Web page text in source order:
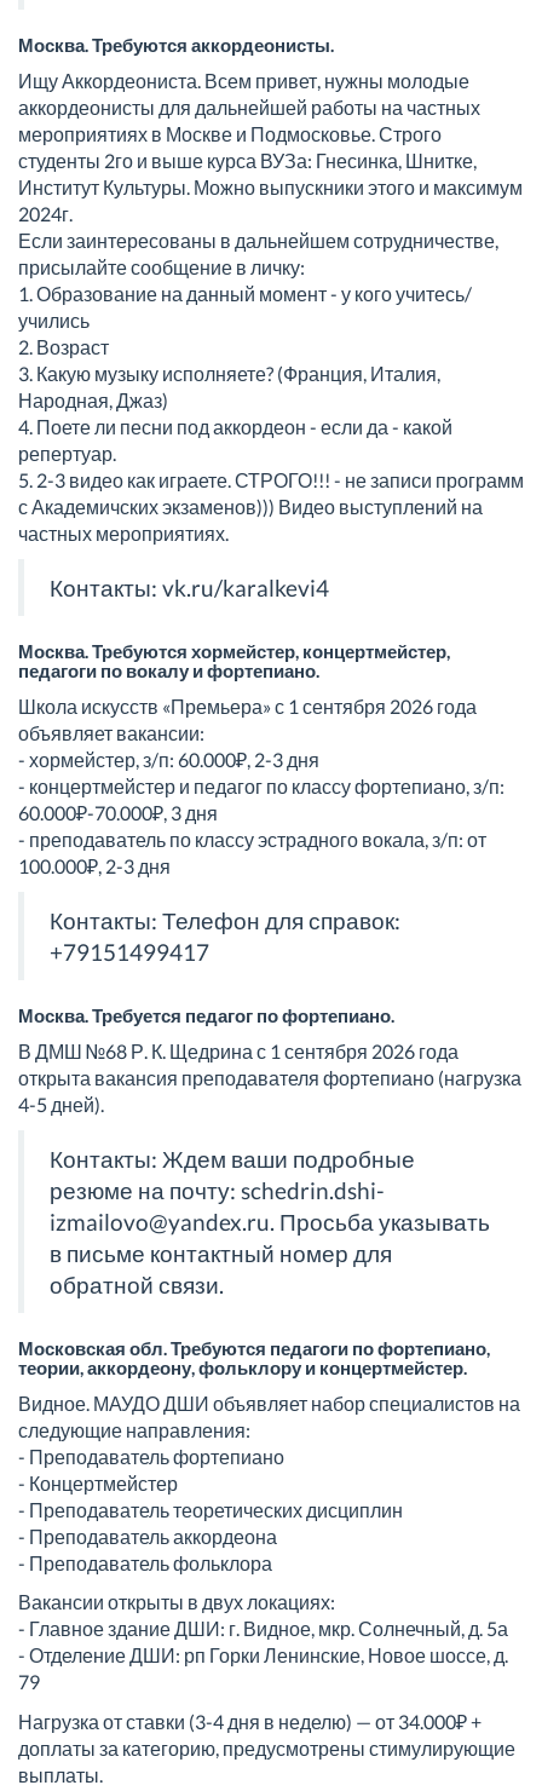
Москва. Требуются аккордеонисты.
Ищу Аккордеониста. Всем привет, нужны молодые
аккордеонисты для дальнейшей работы на частных
мероприятиях в Москве и Подмосковье. Строго
студенты 2го и выше курса ВУЗа: Гнесинка, Шнитке,
Институт Культуры. Можно выпускники этого и максимум
2024г.
Если заинтересованы в дальнейшем сотрудничестве,
присылайте сообщение в личку:
1. Образование на данный момент - у кого учитесь/
учились
2. Возраст
3. Какую музыку исполняете? (Франция, Италия,
Народная, Джаз)
4. Поете ли песни под аккордеон - если да - какой
репертуар.
5. 2-3 видео как играете. СТРОГО!!! - не записи программ
с Академичских экзаменов))) Видео выступлений на
частных мероприятиях.
Контакты: vk.ru/karalkevi4
Москва. Требуются хормейстер, концертмейстер,
педагоги по вокалу и фортепиано.
Школа искусств «Премьера» с 1 сентября 2026 года
объявляет вакансии:
- хормейстер, з/п: 60.000₽, 2-3 дня
- концертмейстер и педагог по классу фортепиано, з/п:
60.000₽-70.000₽, 3 дня
- преподаватель по классу эстрадного вокала, з/п: от
100.000₽, 2-3 дня
Контакты: Телефон для справок:
+79151499417
Москва. Требуется педагог по фортепиано.
В ДМШ №68 Р. К. Щедрина с 1 сентября 2026 года
открыта вакансия преподавателя фортепиано (нагрузка
4-5 дней).
Контакты: Ждем ваши подробные
резюме на почту: schedrin.dshi-
izmailovo@yandex.ru. Просьба указывать
в письме контактный номер для
обратной связи.
Московская обл. Требуются педагоги по фортепиано,
теории, аккордеону, фольклору и концертмейстер.
Видное. МАУДО ДШИ объявляет набор специалистов на
следующие направления:
- Преподаватель фортепиано
- Концертмейстер
- Преподаватель теоретических дисциплин
- Преподаватель аккордеона
- Преподаватель фольклора
Вакансии открыты в двух локациях:
- Главное здание ДШИ: г. Видное, мкр. Солнечный, д. 5а
- Отделение ДШИ: рп Горки Ленинские, Новое шоссе, д.
79
Нагрузка от ставки (3-4 дня в неделю) — от 34.000₽ +
доплаты за категорию, предусмотрены стимулирующие
выплаты.